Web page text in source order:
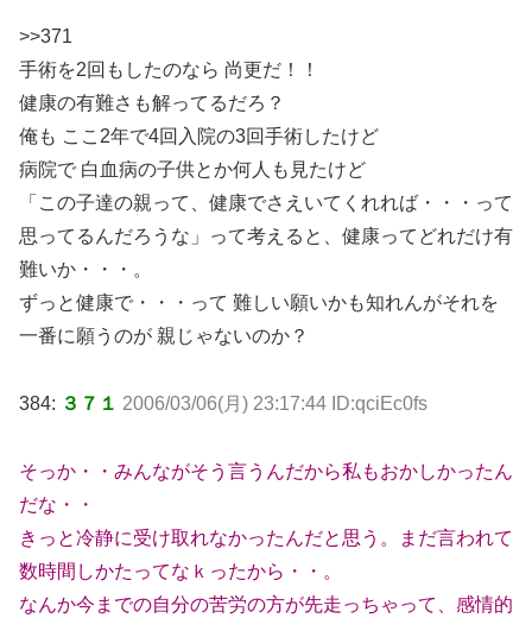
>>371
手術を2回もしたのなら 尚更だ！！
健康の有難さも解ってるだろ？
俺も ここ2年で4回入院の3回手術したけど
病院で 白血病の子供とか何人も見たけど
「この子達の親って、健康でさえいてくれれば・・・って
思ってるんだろうな」って考えると、健康ってどれだけ有
難いか・・・。
ずっと健康で・・・って 難しい願いかも知れんがそれを
一番に願うのが 親じゃないのか？
384: ３７１ 2006/03/06(月) 23:17:44 ID:qciEc0fs
そっか・・みんながそう言うんだから私もおかしかったん
だな・・
きっと冷静に受け取れなかったんだと思う。まだ言われて
数時間しかたってなｋったから・・。
なんか今までの自分の苦労の方が先走っちゃって、感情的